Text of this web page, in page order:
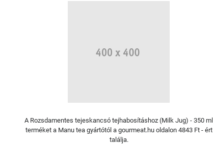
A Rozsdamentes tejeskancsó tejhabosításhoz (Milk Jug) - 350 ml
terméket a Manu tea gyártótól a gourmeat.hu oldalon 4843 Ft - ért
találja.